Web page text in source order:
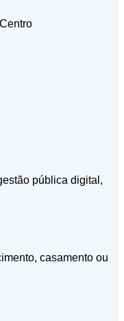
pública digital,
casamento ou